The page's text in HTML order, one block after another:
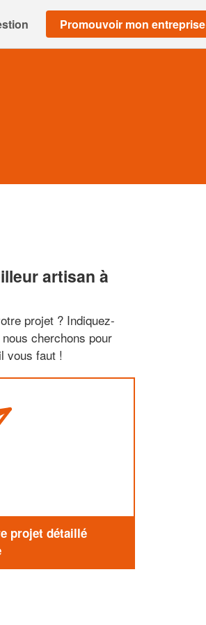
Promouvoir mon entreprise
artisan à
projet ? Indiquez-
cherchons pour
vous faut !
projet détaillé